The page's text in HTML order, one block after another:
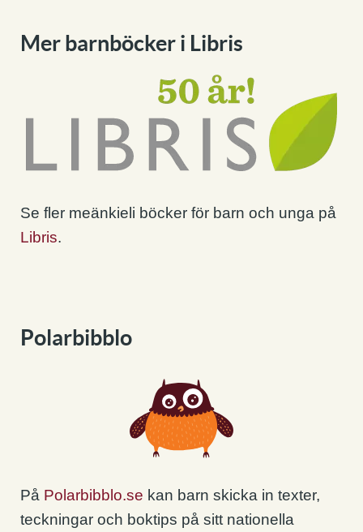
Mer barnböcker i Libris
Se fler meänkieli böcker för barn och unga på
Libris.
Polarbibblo
På Polarbibblo.se kan barn skicka in texter,
teckningar och boktips på sitt nationella